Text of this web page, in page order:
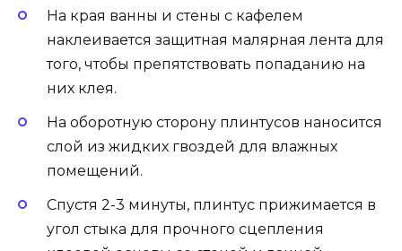
На края ванны и стены с кафелем
наклеивается защитная малярная лента для
того, чтобы препятствовать попаданию на
них клея.
На оборотную сторону плинтусов наносится
слой из жидких гвоздей для влажных
помещений.
Спустя 2-3 минуты, плинтус прижимается в
угол стыка для прочного сцепления